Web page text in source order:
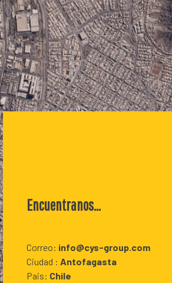
Encuentranos...
Correo: info@cys-group.com
Ciudad : Antofagasta
Pais: Chile